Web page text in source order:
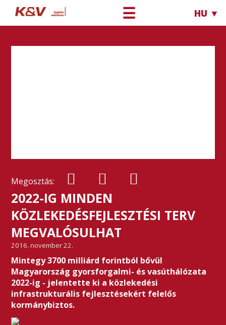
☰ HU ▼
Megosztás:
2022-IG MINDEN
KÖZLEKEDÉSFEJLESZTÉSI TERV
MEGVALÓSULHAT
2016. november 22.
Mintegy 3700 milliárd forintból bővül
Magyarország gyorsforgalmi- és vasúthálózata
2022-ig - jelentette ki a közlekedési
infrastrukturális fejlesztésekért felelős
kormánybiztos.